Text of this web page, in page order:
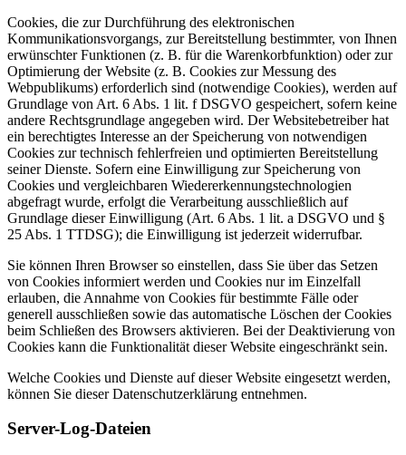
Cookies, die zur Durchführung des elektronischen
Kommunikationsvorgangs, zur Bereitstellung bestimmter, von Ihnen
erwünschter Funktionen (z. B. für die Warenkorbfunktion) oder zur
Optimierung der Website (z. B. Cookies zur Messung des
Webpublikums) erforderlich sind (notwendige Cookies), werden auf
Grundlage von Art. 6 Abs. 1 lit. f DSGVO gespeichert, sofern keine
andere Rechtsgrundlage angegeben wird. Der Websitebetreiber hat
ein berechtigtes Interesse an der Speicherung von notwendigen
Cookies zur technisch fehlerfreien und optimierten Bereitstellung
seiner Dienste. Sofern eine Einwilligung zur Speicherung von
Cookies und vergleichbaren Wiedererkennungstechnologien
abgefragt wurde, erfolgt die Verarbeitung ausschließlich auf
Grundlage dieser Einwilligung (Art. 6 Abs. 1 lit. a DSGVO und §
25 Abs. 1 TTDSG); die Einwilligung ist jederzeit widerrufbar.
Sie können Ihren Browser so einstellen, dass Sie über das Setzen
von Cookies informiert werden und Cookies nur im Einzelfall
erlauben, die Annahme von Cookies für bestimmte Fälle oder
generell ausschließen sowie das automatische Löschen der Cookies
beim Schließen des Browsers aktivieren. Bei der Deaktivierung von
Cookies kann die Funktionalität dieser Website eingeschränkt sein.
Welche Cookies und Dienste auf dieser Website eingesetzt werden,
können Sie dieser Datenschutzerklärung entnehmen.
Server-Log-Dateien